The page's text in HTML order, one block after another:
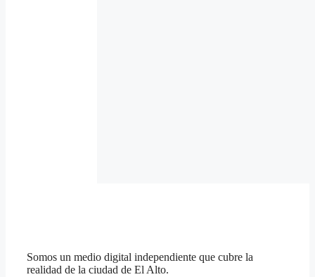
Somos un medio digital independiente que cubre la
realidad de la ciudad de El Alto.